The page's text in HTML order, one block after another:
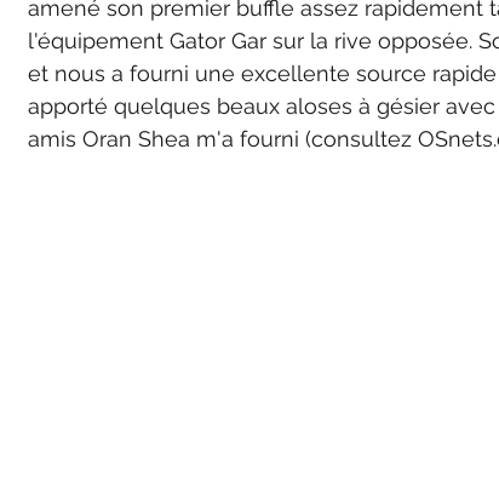
amené son premier buffle assez rapidement
l'équipement Gator Gar sur la rive opposée.
et nous a fourni une excellente source
apporté quelques beaux aloses à gésier
amis Oran Shea m'a fourni (consultez